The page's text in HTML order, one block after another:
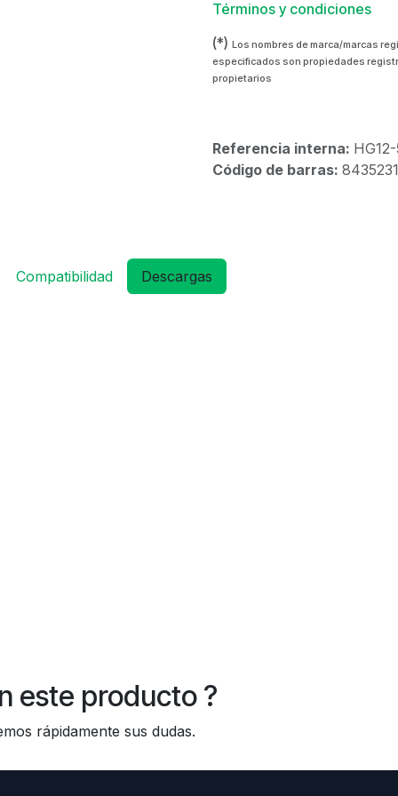
Términos y condiciones
(*) Los nombres de marca/marcas
especificados son propiedades
propietarios
Referencia interna:
Código de barras:
Compatibilidad Descargas
este producto ?
rápidamente sus dudas.